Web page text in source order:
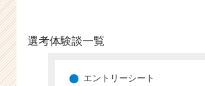
チ
選考体験談一覧
エントリーシート